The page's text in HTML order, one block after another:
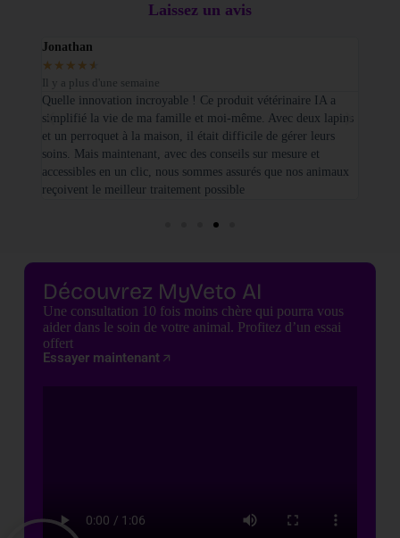
Laissez un avis
Jonathan
★ ★ ★ ★ ★
Il y a plus d'une semaine
Quelle innovation incroyable ! Ce produit vétérinaire IA a
simplifié la vie de ma famille et moi-même. Avec deux lapins
et un perroquet à la maison, il était difficile de gérer leurs
soins. Mais maintenant, avec des conseils sur mesure et
accessibles en un clic, nous sommes assurés que nos animaux
reçoivent le meilleur traitement possible
Découvrez MyVeto AI
Une consultation 10 fois moins chère qui pourra vous
aider dans le soin de votre animal. Profitez d’un essai
offert
Essayer maintenant